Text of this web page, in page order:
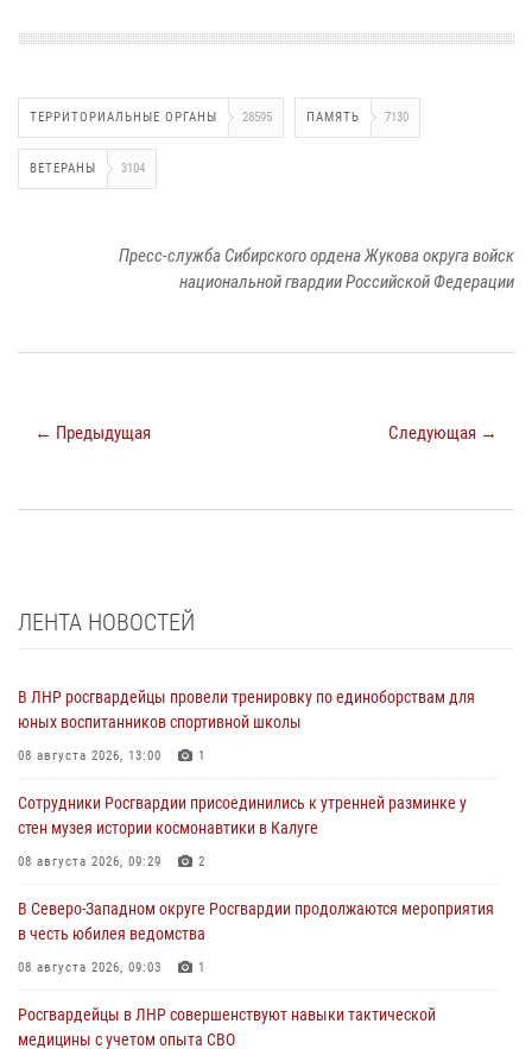
ТЕРРИТОРИАЛЬНЫЕ ОРГАНЫ 28595 ПАМЯТЬ 7130
ВЕТЕРАНЫ 3104
Пресс-служба Сибирского ордена Жукова округа войск
национальной гвардии Российской Федерации
← Предыдущая Следующая →
ЛЕНТА НОВОСТЕЙ
В ЛНР росгвардейцы провели тренировку по единоборствам для
юных воспитанников спортивной школы
08 августа 2026, 13:00 1
Сотрудники Росгвардии присоединились к утренней разминке у
стен музея истории космонавтики в Калуге
08 августа 2026, 09:29 2
В Северо-Западном округе Росгвардии продолжаются мероприятия
в честь юбилея ведомства
08 августа 2026, 09:03 1
Росгвардейцы в ЛНР совершенствуют навыки тактической
медицины с учетом опыта СВО